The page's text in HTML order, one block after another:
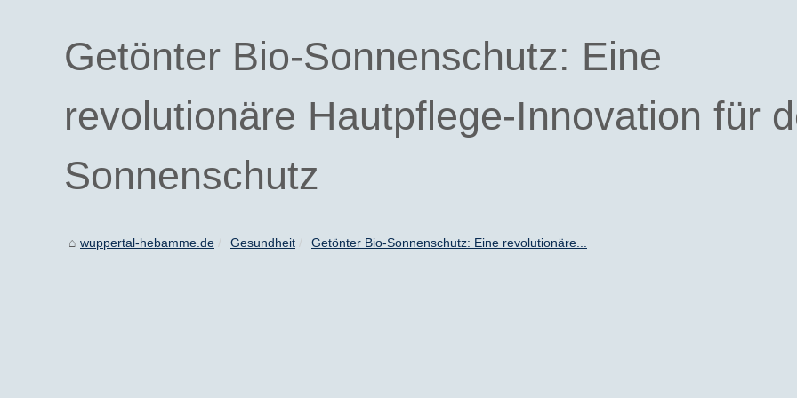
Getönter Bio-Sonnenschutz: Eine
revolutionäre Hautpflege-Innovation für
Sonnenschutz
wuppertal-hebamme.de Gesundheit Getönter Bio-Sonnenschutz: Eine revolutionäre...